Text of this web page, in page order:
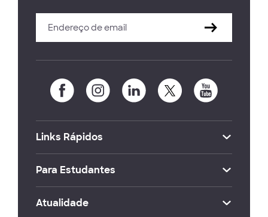
Links Rápidos
Para Estudantes
Atualidade